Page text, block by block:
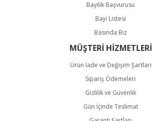
Bayilik Başvurusu
Bayi Listesi
Basında Biz
MÜŞTERİ HİZMETLERİ
Ürün İade ve Değişim Şartları
Sipariş Ödemeleri
Gizlilik ve Güvenlik
Gün İçinde Teslimat